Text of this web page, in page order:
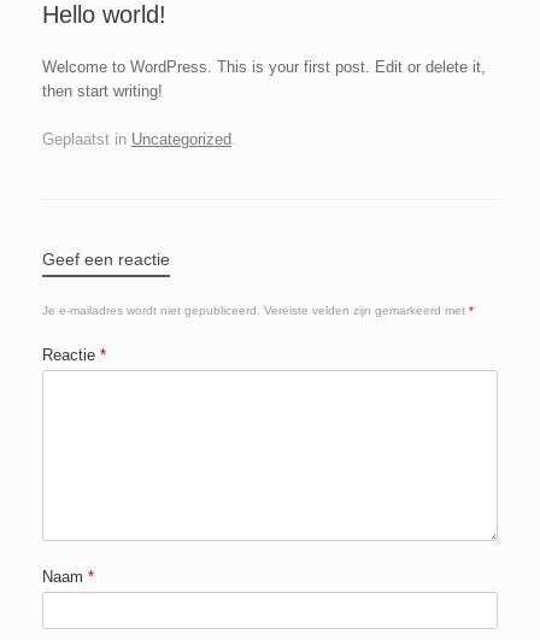
Hello world!
Welcome to WordPress. This is your first post. Edit or delete it,
then start writing!
Geplaatst in Uncategorized
Geef een reactie
Je e-mailadres wordt niet gepubliceerd. Vereiste velden zijn gemarkeerd met *
Reactie *
Naam *